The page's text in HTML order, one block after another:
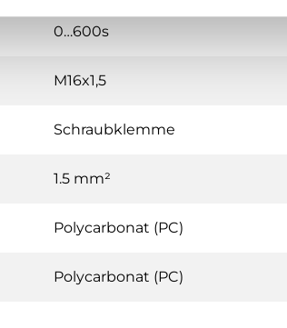
0…600s
M16x1,5
Schraubklemme
1.5 mm²
Polycarbonat (PC)
Polycarbonat (PC)